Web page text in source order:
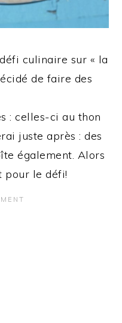
culinaire sur « la
de faire des
: celles-ci au thon
juste après : des
également. Alors
pour le défi!